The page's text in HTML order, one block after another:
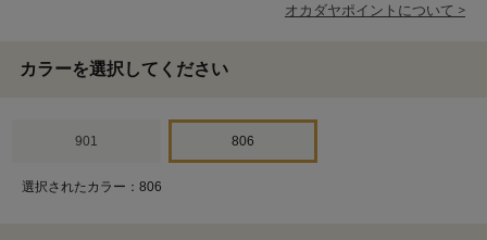
オカダヤポイントについて >
カラーを選択してください
901 806
選択されたカラー：806